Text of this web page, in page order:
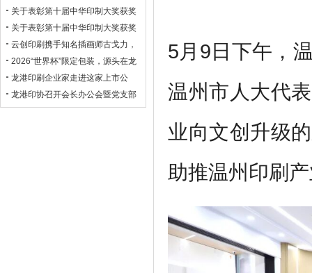
材与涂布行业高峰论坛即将在龙港
召开！
关于表彰第十届中华印制大奖获奖
会员企业的通报！
关于表彰第十届中华印制大奖获奖
会员企业的通报！
云创印刷携手知名插画师古戈力，
开拓国风文创市场
2026“世界杯”限定包装，源头在龙
港
龙港印刷企业家走进这家上市公
司，学习数智化转型经验！
龙港印协召开会长办公会暨党支部
5月9日下午，
温州市人大代
业向文创升级
助推温州印刷